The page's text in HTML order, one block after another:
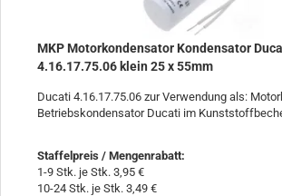
MKP Motorkondensator Kondensator
4.16.17.75.06 klein 25 x 55mm
Ducati 4.16.17.75.06 zur Verwendung als:
Betriebskondensator Ducati im
Staffelpreis / Mengenrabatt:
1-9 Stk. je Stk. 3,95 €
10-24 Stk. je Stk. 3,49 €